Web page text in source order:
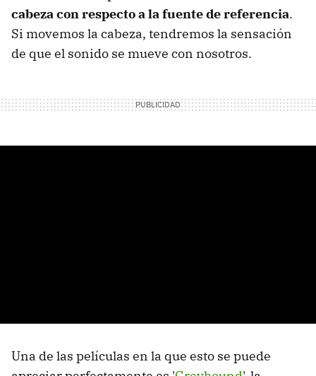
cabeza con respecto a la fuente de referencia.
Si movemos la cabeza, tendremos la sensación
de que el sonido se mueve con nosotros.
Una de las películas en la que esto se puede